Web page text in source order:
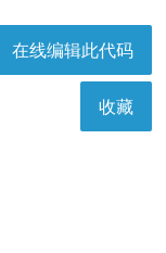
在线编辑此代码
收藏